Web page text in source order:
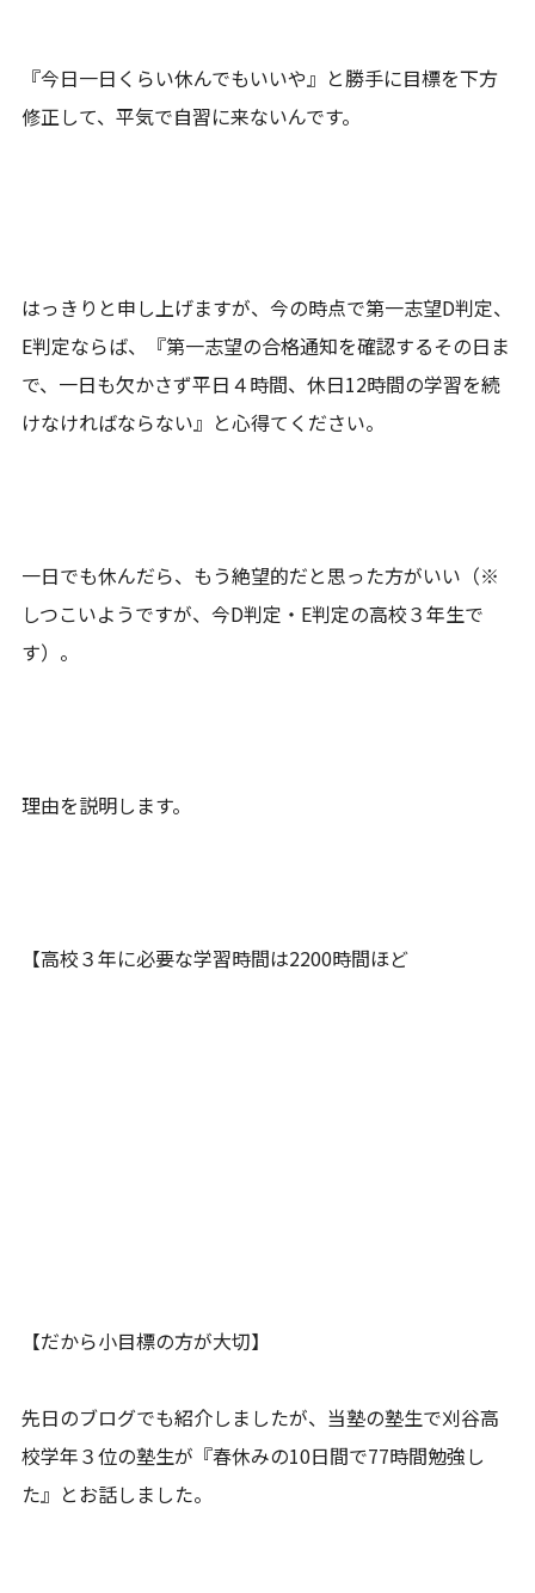
『今日一日くらい休んでもいいや』と勝手に目標を下方
修正して、平気で自習に来ないんです。
はっきりと申し上げますが、今の時点で第一志望D判定、
E判定ならば、『第一志望の合格通知を確認するその日ま
で、一日も欠かさず平日４時間、休日12時間の学習を続
けなければならない』と心得てください。
一日でも休んだら、もう絶望的だと思った方がいい（※
しつこいようですが、今D判定・E判定の高校３年生で
す）。
理由を説明します。
【高校３年に必要な学習時間は2200時間ほど
【だから小目標の方が大切】
先日のブログでも紹介しましたが、当塾の塾生で刈谷高
校学年３位の塾生が『春休みの10日間で77時間勉強し
た』とお話しました。